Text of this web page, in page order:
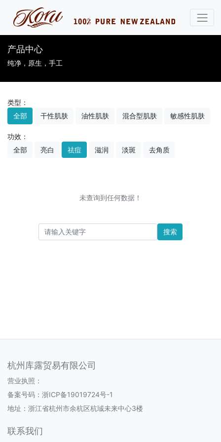
产品中心
纯净，原生，手工
类型：
全部
干性肌肤 油性肌肤 混合型肌肤 敏感性肌肤
功效：
全部
亮白 祛痘 滋润 淡斑 去角质
未查询到任何数据！
搜索
杭州库露贸易有限公司
营业执照：
备案号码： 浙ICP备19019724号-1
地址：浙江省杭州市余杭区杭珹未来中心3楼
联系我们